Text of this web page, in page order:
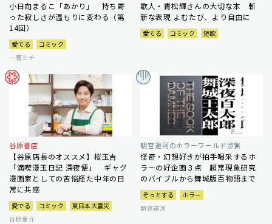
小日向まるこ「あかり」 持ち寄
った寂しさが温もりに変わる（第
14回）
愛でる
コミック
一穂ミチ
歌人・青松輝さんの大切な本 斬
新な表現 よむたび、より自由に
愛でる コミック 短歌
谷原書店
【谷原店長のオススメ】桜玉吉
「満喫漫玉日記 深夜便」 ギャグ
漫画家としての苦悩経た中年の日
常に共感
愛でる コミック
東日本大震災
谷原章介
朝宮運河のホラーワールド渉猟
怪奇・幻想好きが拍手喝采するホ
ラーの好企画３点 超常現象研究
のバイブルから舞城版百物語まで
ぞっとする
ホラー
朝宮運河